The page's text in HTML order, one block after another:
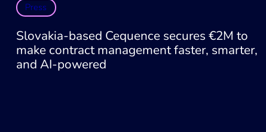
Press
Slovakia-based Cequence secures €2M to
make contract management faster, smarter,
and AI-powered